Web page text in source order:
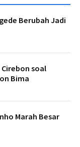
Berubah Jadi
Cirebon soal
Bima
Marah Besar